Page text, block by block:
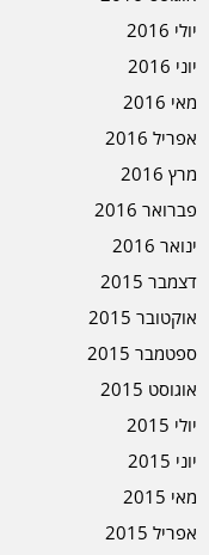
יולי 2016
יוני 2016
מאי 2016
אפריל 2016
מרץ 2016
פברואר 2016
ינואר 2016
דצמבר 2015
אוקטובר 2015
ספטמבר 2015
אוגוסט 2015
יולי 2015
יוני 2015
מאי 2015
אפריל 2015